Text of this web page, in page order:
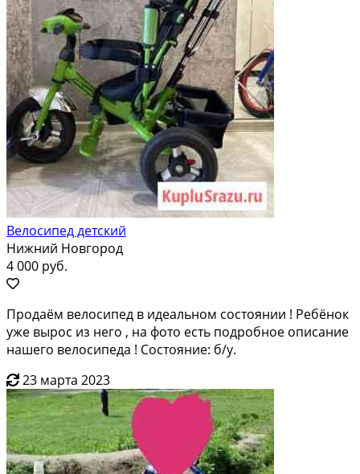
Велосипед детский
Нижний Новгород
4 000 руб.
Продаём велосипед в идеальном состоянии ! Ребёнок
уже вырос из него , на фото есть подробное описание
нашего велосипеда ! Состояние: б/у.
23 марта 2023